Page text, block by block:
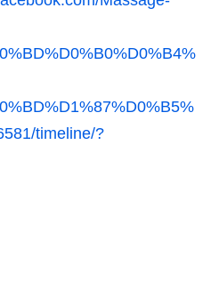
timeline/?